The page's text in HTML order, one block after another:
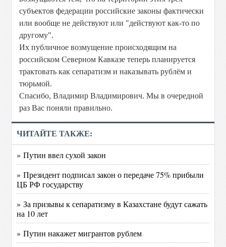
субъектов федерации российские законы фактически
или вообще не действуют или "действуют как-то по
другому".
Их публичное возмущение происходящим на
российском Северном Кавказе теперь планируется
трактовать как сепаратизм и наказывать рублём и
тюрьмой.
Спасибо, Владимир Владимирович. Мы в очередной
раз Вас поняли правильно.
ЧИТАЙТЕ ТАКЖЕ:
» Путин ввел сухой закон
» Президент подписал закон о передаче 75% прибыли
ЦБ РФ государству
» За призывы к сепаратизму в Казахстане будут сажать
на 10 лет
» Путин накажет мигрантов рублем